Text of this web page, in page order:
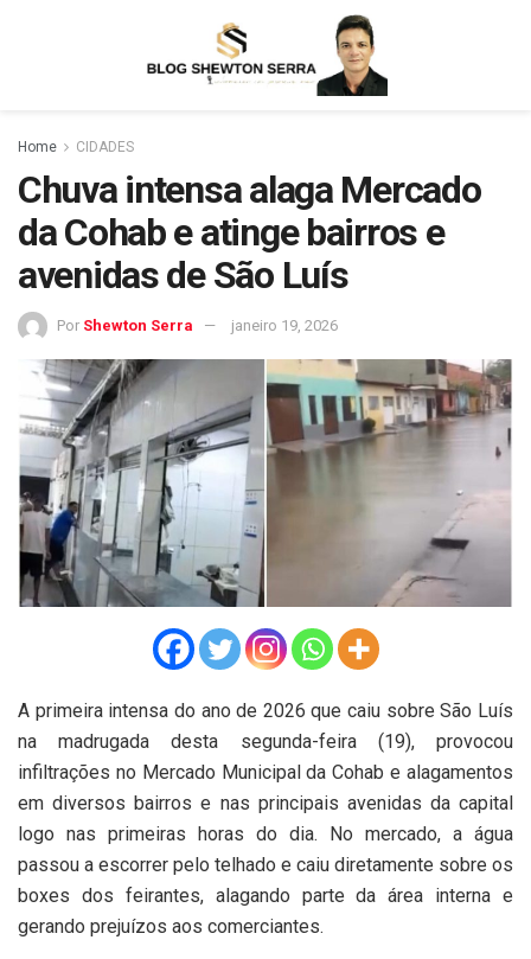
Home CIDADES
Chuva intensa alaga Mercado
da Cohab e atinge bairros e
avenidas de São Luís
Por Shewton Serra janeiro 19, 2026
A primeira intensa do ano de 2026 que caiu sobre São Luís
na madrugada desta segunda-feira (19), provocou
infiltrações no Mercado Municipal da Cohab e alagamentos
em diversos bairros e nas principais avenidas da capital
logo nas primeiras horas do dia. No mercado, a água
passou a escorrer pelo telhado e caiu diretamente sobre os
boxes dos feirantes, alagando parte da área interna e
gerando prejuízos aos comerciantes.